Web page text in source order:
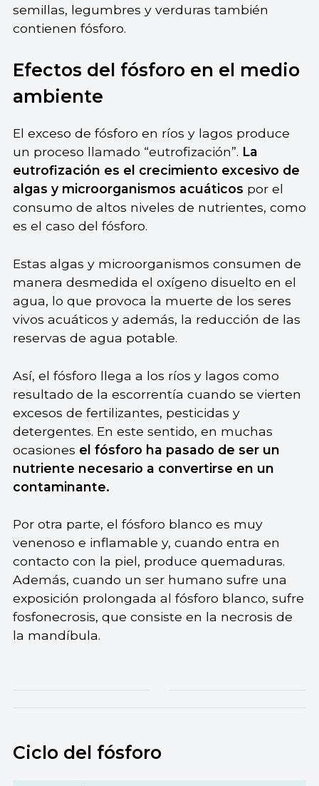
semillas, legumbres y verduras también
contienen fósforo.
Efectos del fósforo en el medio
ambiente
El exceso de fósforo en ríos y lagos produce
un proceso llamado “eutrofización”. La
eutrofización es el crecimiento excesivo de
algas y microorganismos acuáticos por el
consumo de altos niveles de nutrientes, como
es el caso del fósforo.
Estas algas y microorganismos consumen de
manera desmedida el oxígeno disuelto en el
agua, lo que provoca la muerte de los seres
vivos acuáticos y además, la reducción de las
reservas de agua potable.
Así, el fósforo llega a los ríos y lagos como
resultado de la escorrentía cuando se vierten
excesos de fertilizantes, pesticidas y
detergentes. En este sentido, en muchas
ocasiones el fósforo ha pasado de ser un
nutriente necesario a convertirse en un
contaminante.
Por otra parte, el fósforo blanco es muy
venenoso e inflamable y, cuando entra en
contacto con la piel, produce quemaduras.
Además, cuando un ser humano sufre una
exposición prolongada al fósforo blanco, sufre
fosfonecrosis, que consiste en la necrosis de
la mandíbula.
Ciclo del fósforo